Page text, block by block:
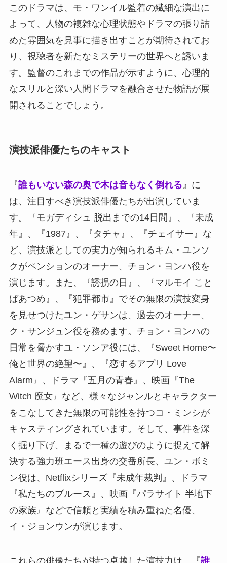
このドラマは、モ・ワンイル監着の繊細な演出に
よって、人物の複雑な心理状態やドラマの張り詰
めた雰囲気を見事に描き出すことが期待されてお
り、視聴者を新たなミステリーの世界へと誘いま
す。監督のこれまでの作品が示すように、心理的
なスリルと深い人間ドラマを融合させた物語が展
開されることでしょう。
演技派俳優たちのキャスト
『誰もいない森の奥で木は音もなく倒れる』に
は、注目すべき演技派俳優たちが出演していま
す。『モガディシュ 脱出までの14日間』、『未成
年』、『1987』、『タチャ』、『チェイサー』な
ど、演技派としての実力が知られるキム・ユンソ
クがペンションのオーナー、チョン・ヨンハ役を
演じます。また、『誘拐の日』、『マルモイ こと
ばあつめ』、『犯罪都市』でその無限の演技変身
を見せつけたユン・ゲサンは、過去のオーナー、
ク・サンジュン役を務めます。チョン・ヨンハの
日常を脅かすユ・ソンア役には、『Sweet Home〜
俺と世界の絶望〜』、『恋するアプリ Love
Alarm』、ドラマ『五月の青春』、映画『The
Witch 魔女』など、様々なジャンルとキャラクター
をこなしてきた無限の可能性を持つコ・ミンシが
キャスティングされています。そして、事件を深
く掘り下げ、まるで一種の遊びのように捉えて解
決する強力班エース出身の交番所長、ユン・ボミ
ン役は、Netflixシリーズ『未成年裁判』、ドラマ
『私たちのブルース』、映画『パラサイト 半地下
の家族』などで信頼と実績を積み重ねた名優、
イ・ジョンウンが演じます。
これらの俳優たちが持つ卓越した演技力は、『誰